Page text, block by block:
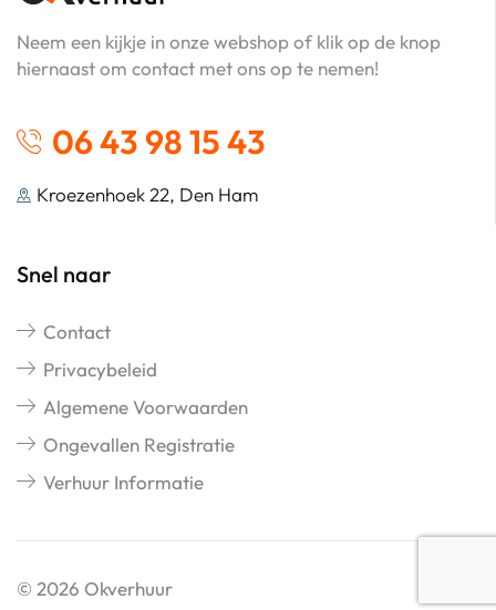
Neem een kijkje in onze webshop of klik op de knop
hiernaast om contact met ons op te nemen!
06 43 98 15 43
Kroezenhoek 22, Den Ham
Snel naar
Contact
Privacybeleid
Algemene Voorwaarden
Ongevallen Registratie
Verhuur Informatie
© 2026 Okverhuur